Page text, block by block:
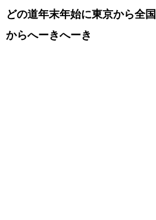
どの道年末年始に東京から全
からへーきへーき